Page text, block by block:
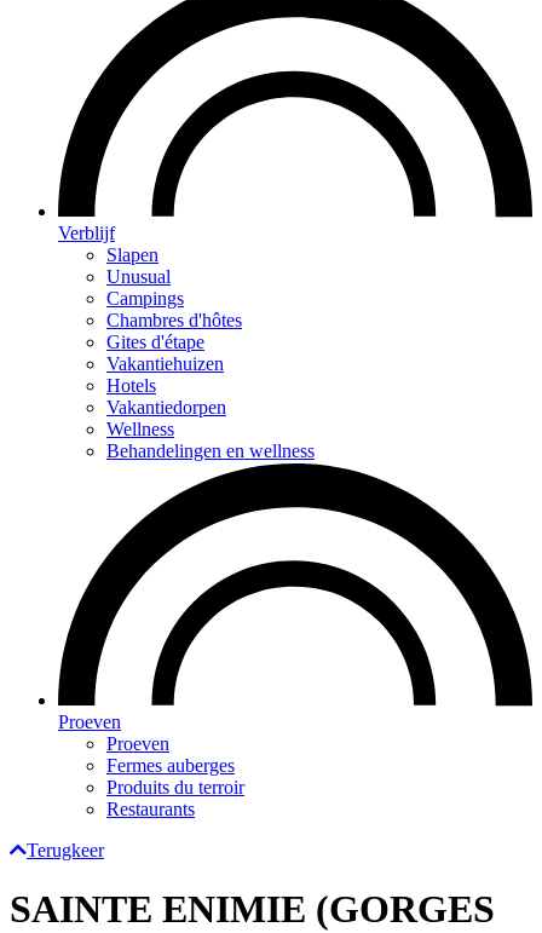
Verblijf
Slapen
Unusual
Campings
Chambres d'hôtes
Gites d'étape
Vakantiehuizen
Hotels
Vakantiedorpen
Wellness
Behandelingen en wellness
Proeven
Proeven
Fermes auberges
Produits du terroir
Restaurants
Terugkeer
SAINTE ENIMIE (GORGES